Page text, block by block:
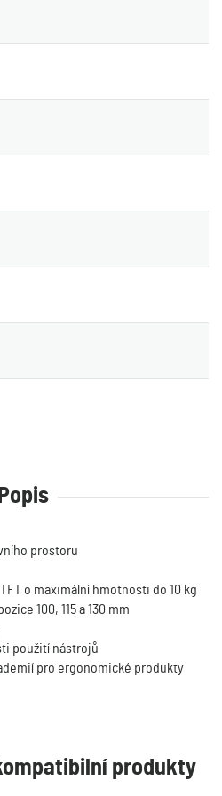
Popis
prostoru
o maximální hmotnosti do 10 kg
100, 115 a 130 mm
použití nástrojů
pro ergonomické produkty
produkty